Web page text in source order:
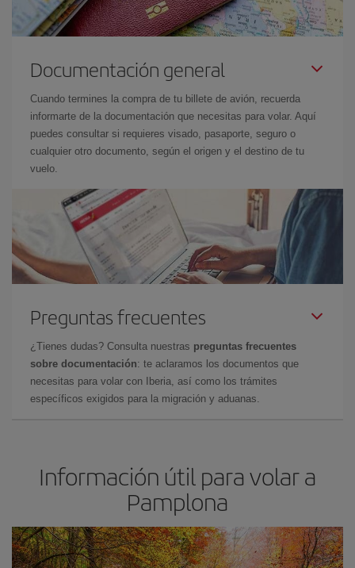
Documentación general
Cuando termines la compra de tu billete de avión, recuerda
informarte de la documentación que necesitas para volar. Aquí
puedes consultar si requieres visado, pasaporte, seguro o
cualquier otro documento, según el origen y el destino de tu
vuelo.
Preguntas frecuentes
¿Tienes dudas? Consulta nuestras preguntas frecuentes
sobre documentación: te aclaramos los documentos que
necesitas para volar con Iberia, así como los trámites
específicos exigidos para la migración y aduanas.
Información útil para volar a
Pamplona